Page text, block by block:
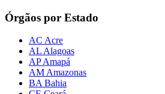
Órgãos por Estado
AC Acre
AL Alagoas
AP Amapá
AM Amazonas
BA Bahia